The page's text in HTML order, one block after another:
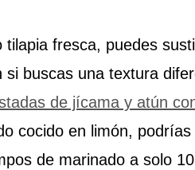
fresca, puedes
buscas una textura
de jícama y atún
cocido en limón,
de marinado a solo 10